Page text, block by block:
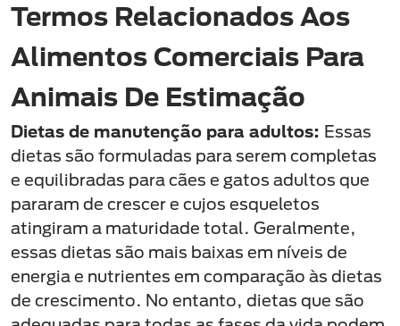
Termos Relacionados Aos
Alimentos Comerciais Para
Animais De Estimação
Dietas de manutenção para adultos: Essas
dietas são formuladas para serem completas
e equilibradas para cães e gatos adultos que
pararam de crescer e cujos esqueletos
atingiram a maturidade total. Geralmente,
essas dietas são mais baixas em níveis de
energia e nutrientes em comparação às dietas
de crescimento. No entanto, dietas que são